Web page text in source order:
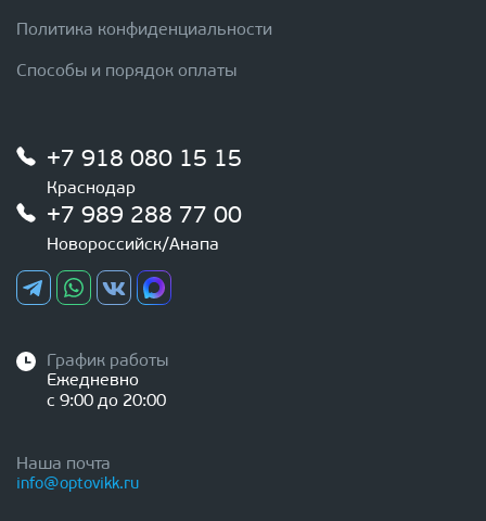
Политика конфиденциальности
Способы и порядок оплаты
+7 918 080 15 15
Краснодар
+7 989 288 77 00
Новороссийск/Анапа
График работы
Ежедневно
с 9:00 до 20:00
Наша почта
info@optovikk.ru